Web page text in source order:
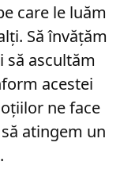
care le luăm
Să învățăm
să ascultăm
acestei
ne face
atingem un